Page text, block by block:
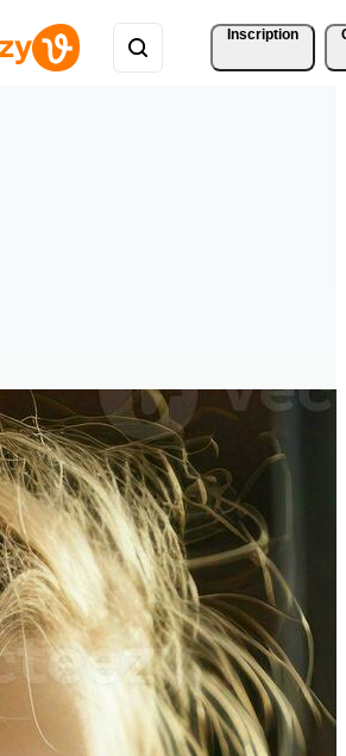
Inscription